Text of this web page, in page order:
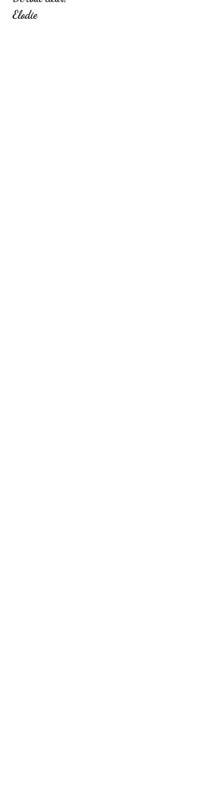
Elodie